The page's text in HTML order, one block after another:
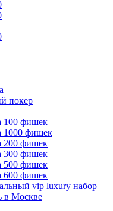
покер
100 фишек
1000 фишек
200 фишек
300 фишек
500 фишек
600 фишек
vip luxury набор
в Москве